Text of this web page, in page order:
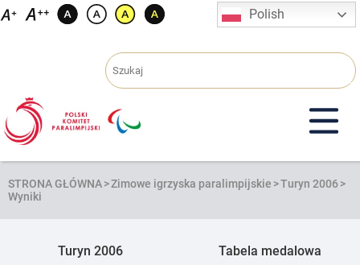
Przejdź
Polish
STRONA GŁÓWNA>Zimowe igrzyska paralimpijskie >Turyn 2006>
Wyniki
Turyn 2006 Tabela medalowa